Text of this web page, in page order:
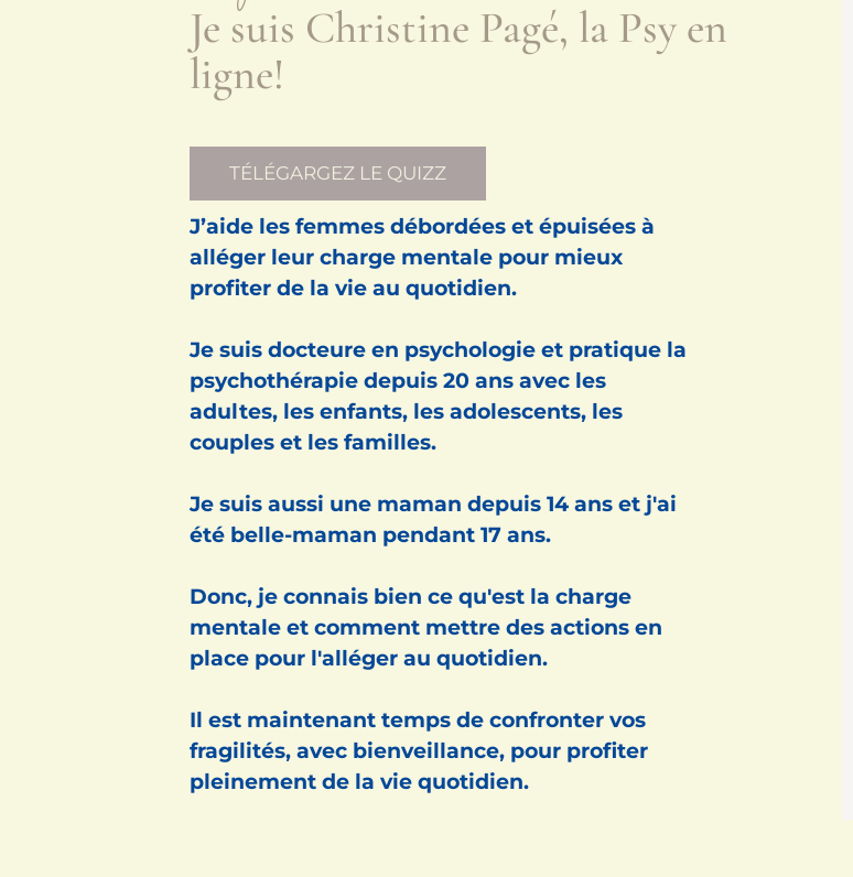
Je suis Christine Pagé, la Psy en
ligne!
TÉLÉGARGEZ LE QUIZZ
J’aide les femmes débordées et épuisées à
alléger leur charge mentale pour mieux
profiter de la vie au quotidien.
Je suis docteure en psychologie et pratique la
psychothérapie depuis 20 ans avec les
adultes, les enfants, les adolescents, les
couples et les familles.
Je suis aussi une maman depuis 14 ans et j'ai
été belle-maman pendant 17 ans.
Donc, je connais bien ce qu'est la charge
mentale et comment mettre des actions en
place pour l'alléger au quotidien.
Il est maintenant temps de confronter vos
fragilités, avec bienveillance, pour profiter
pleinement de la vie quotidien.